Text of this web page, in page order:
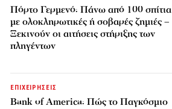
Πόρτο Γερμενό: Πάνω από 100 σπίτια
με ολοκληρωτικές ή σοβαρές ζημιές –
Ξεκινούν οι αιτήσεις στήριξης των
πληγέντων
ΕΠΙΧΕΙΡΗΣΕΙΣ
Bank of America: Πώς το Παγκόσμιο